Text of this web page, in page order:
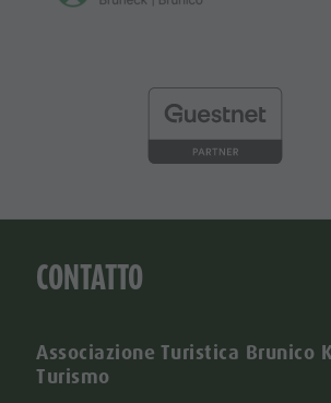
CONTATTO
Associazione Turistica Brunico
Turismo